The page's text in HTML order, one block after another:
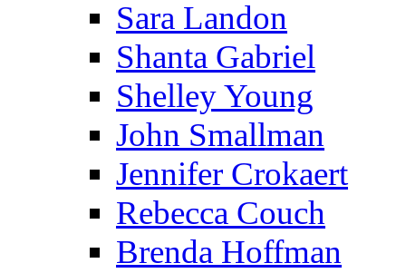
Sara Landon
Shanta Gabriel
Shelley Young
John Smallman
Jennifer Crokaert
Rebecca Couch
Brenda Hoffman